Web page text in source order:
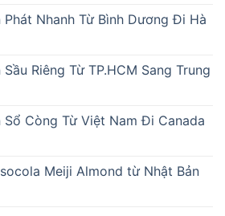
Phát Nhanh Từ Bình Dương Đi Hà
Riêng Từ TP.HCM Sang Trung
Sổ Còng Từ Việt Nam Đi Canada
Meiji Almond từ Nhật Bản